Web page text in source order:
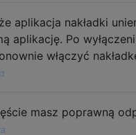
aplikacja nakładki
aplikację. Po
włączyć
masz poprawną